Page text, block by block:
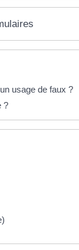
usage de faux ?
?